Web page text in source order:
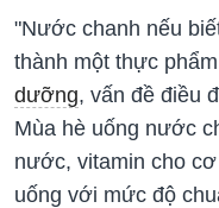
"Nước chanh nếu
thành một thực
dưỡng, vấn đề điều
Mùa hè uống nước
nước, vitamin cho
uống với mức độ